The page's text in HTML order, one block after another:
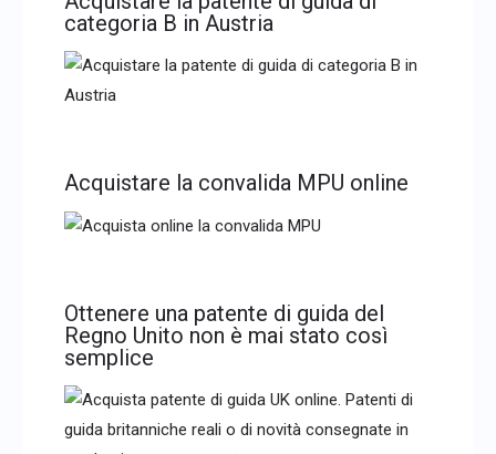
categoria B in Austria
Acquistare la convalida MPU online
Ottenere una patente di guida del
Regno Unito non è mai stato così
semplice